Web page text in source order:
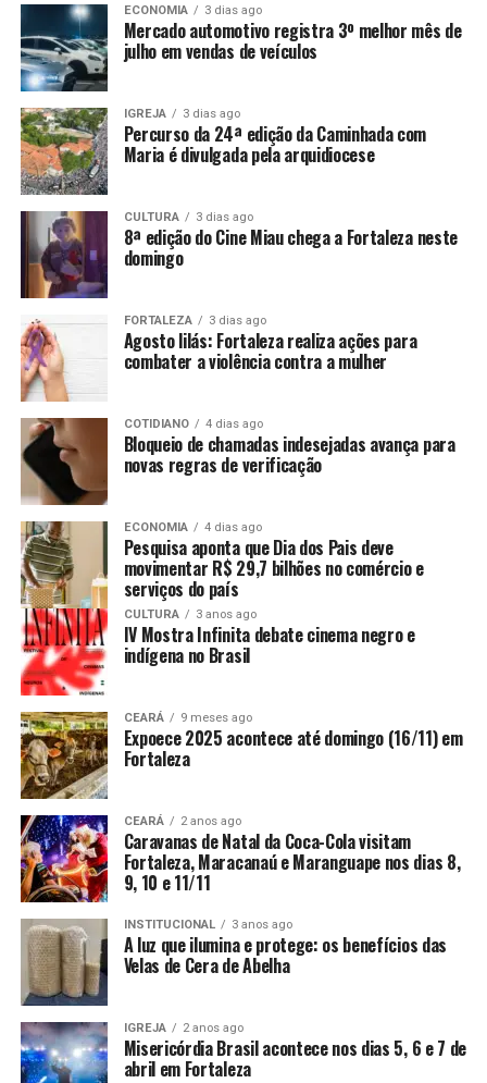
ECONOMIA 3 dias ago
Mercado automotivo registra 3º melhor mês de
julho em vendas de veículos
IGREJA 3 dias ago
Percurso da 24ª edição da Caminhada com
Maria é divulgada pela arquidiocese
CULTURA 3 dias ago
8ª edição do Cine Miau chega a Fortaleza neste
domingo
FORTALEZA 3 dias ago
Agosto lilás: Fortaleza realiza ações para
combater a violência contra a mulher
COTIDIANO 4 dias ago
Bloqueio de chamadas indesejadas avança para
novas regras de verificação
ECONOMIA 4 dias ago
Pesquisa aponta que Dia dos Pais deve
movimentar R$ 29,7 bilhões no comércio e
serviços do país
CULTURA 3 anos ago
IV Mostra Infinita debate cinema negro e
indígena no Brasil
CEARÁ 9 meses ago
Expoece 2025 acontece até domingo (16/11) em
Fortaleza
CEARÁ 2 anos ago
Caravanas de Natal da Coca-Cola visitam
Fortaleza, Maracanaú e Maranguape nos dias 8,
9, 10 e 11/11
INSTITUCIONAL 3 anos ago
A luz que ilumina e protege: os benefícios das
Velas de Cera de Abelha
IGREJA 2 anos ago
Misericórdia Brasil acontece nos dias 5, 6 e 7 de
abril em Fortaleza